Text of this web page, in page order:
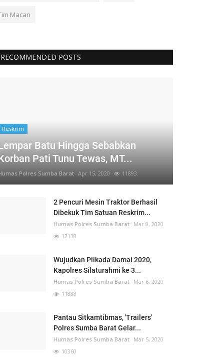
Macan
RECOMMENDED POSTS
Reskrim
Batu Hingga Sebabkan
Pati Tunu Tewas, MT...
Polres Sumba Barat Apr 15, 2020 11893
2 Pencuri Mesin Traktor Berhasil
Dibekuk Tim Satuan Reskrim...
Humas Polres Sumba Barat Mar 8, 2020
12138
Wujudkan Pilkada Damai 2020,
Kapolres Silaturahmi ke 3...
Humas Polres Sumba Barat Mar 6, 2020
11888
Pantau Sitkamtibmas, 'Trailers'
Polres Sumba Barat Gelar...
Humas Polres Sumba Barat Mar 5, 2020
10360